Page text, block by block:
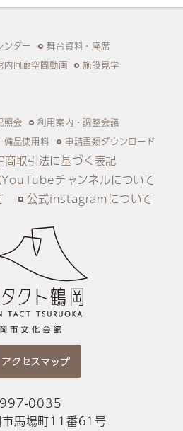
ンダー
舞台資料・座席
内回廊空間動画
施設見学
照会
利用案内・調整会議
備品使用料 申請書類ダウンロード
商取引法に基づく表記
チャンネルについて
公式instagramについて
0035
市馬場町11番61号